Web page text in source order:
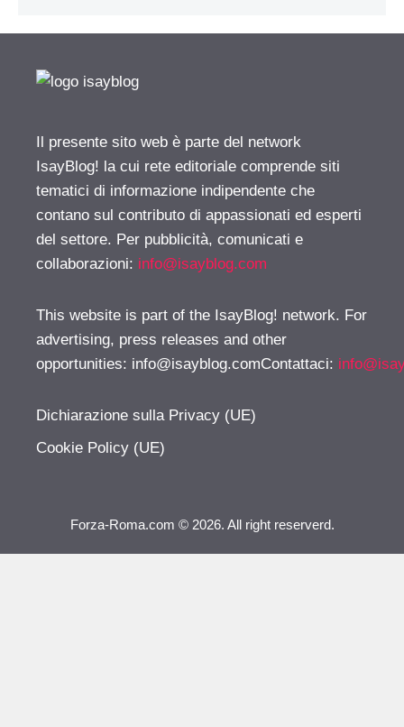
Il presente sito web è parte del network
IsayBlog! la cui rete editoriale comprende siti
tematici di informazione indipendente che
contano sul contributo di appassionati ed esperti
del settore. Per pubblicità, comunicati e
collaborazioni: info@isayblog.com
This website is part of the IsayBlog! network. For
advertising, press releases and other
opportunities: info@isayblog.comContattaci:
Dichiarazione sulla Privacy (UE)
Cookie Policy (UE)
Forza-Roma.com © 2026. All right reserverd.